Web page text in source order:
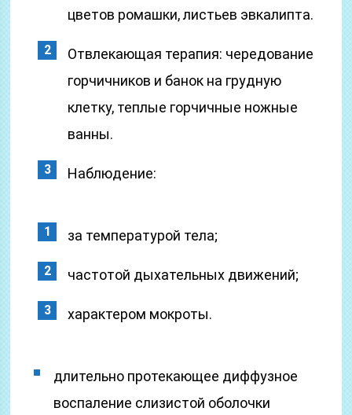
цветов ромашки, листьев эвкалипта.
Отвлекающая терапия: чередование
горчичников и банок на грудную
клетку, теплые горчичные ножные
ванны.
Наблюдение:
за температурой тела;
частотой дыхательных движений;
характером мокроты.
длительно протекающее диффузное
воспаление слизистой оболочки